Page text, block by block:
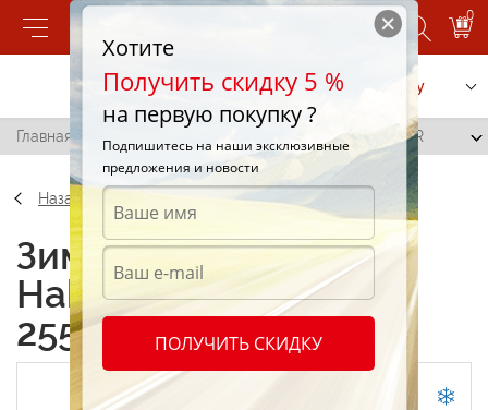
0
Позвонить Заказать услугу
Главная / Nokian Hakkapeliitta R2 SUV 255/45 R18 103R
Назад
Зимние шины Nokian
Hakkapeliitta R2 SUV
255/45 R18 103R
Хотите
Получить скидку 5 %
на первую покупку ?
Подпишитесь на наши эксклюзивные
предложения и новости
ПОЛУЧИТЬ СКИДКУ